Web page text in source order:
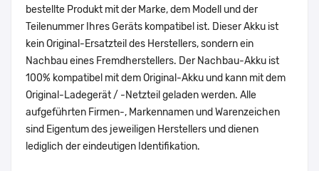
bestellte Produkt mit der Marke, dem Modell und der
Teilenummer Ihres Geräts kompatibel ist. Dieser Akku ist
kein Original-Ersatzteil des Herstellers, sondern ein
Nachbau eines Fremdherstellers. Der Nachbau-Akku ist
100% kompatibel mit dem Original-Akku und kann mit dem
Original-Ladegerät / -Netzteil geladen werden. Alle
aufgeführten Firmen-, Markennamen und Warenzeichen
sind Eigentum des jeweiligen Herstellers und dienen
lediglich der eindeutigen Identifikation.